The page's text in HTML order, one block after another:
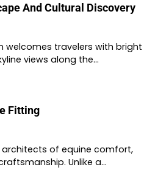
And Cultural Discovery
welcomes travelers with bright
views along the…
Fitting
of equine comfort,
Unlike a…